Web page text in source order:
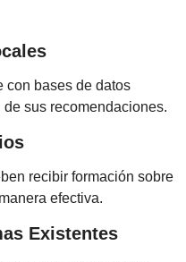
con bases de datos
sus recomendaciones.
recibir formación sobre
efectiva.
Existentes